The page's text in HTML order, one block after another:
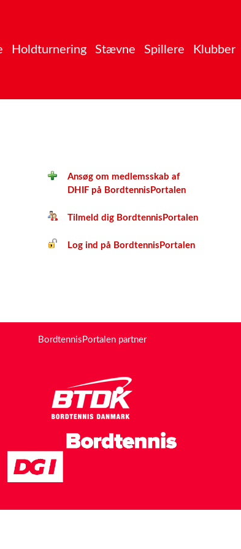
Holdturnering Stævne Spillere Klubber
Ansøg om medlemsskab af
DHIF på BordtennisPortalen
Tilmeld dig BordtennisPortalen
Log ind på BordtennisPortalen
BordtennisPortalen partner